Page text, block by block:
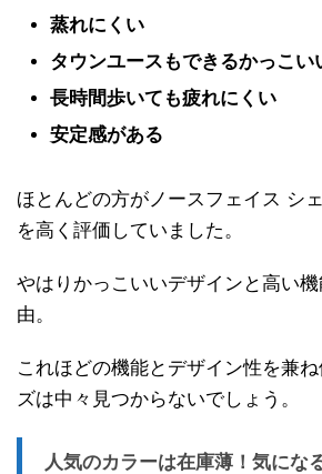
蒸れにくい
タウンユースもできるかっこい
長時間歩いても疲れにくい
安定感がある
ほとんどの方がノースフェイス シ
を高く評価していました。
やはりかっこいいデザインと高い
由。
これほどの機能とデザイン性を兼
ズは中々見つからないでしょう。
人気のカラーは在庫薄！気にな